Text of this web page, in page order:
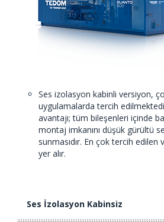
Ses izolasyon kabinli versiyon,
uygulamalarda tercih
avantajı; tüm bileşenleri içinde
montaj imkanını düşük gürültü
sunmasıdır. En çok tercih edilen
yer alır.
Ses İzolasyon Kabinsiz